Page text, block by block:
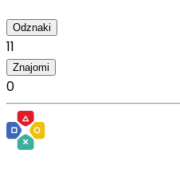
Odznaki
11
Znajomi
0